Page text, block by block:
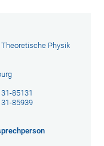
Physik
85131
31-85939